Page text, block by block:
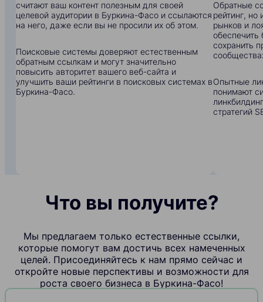
считают ваш контент полезным для своей
целевой аудитории в Буркина-Фасо и ссылаются
на него, даже если вы не просили их об этом.
Поисковые системы доверяют естественным
обратным ссылкам и могут значительно
повысить авторитет вашего веб-сайта и
улучшить ваши рейтинги в поисковых системах в
Буркина-Фасо.
Обратные
рейтинг,
рынков и
сохранить
Опытные
понимают
стратегий
Что вы получите?
Мы предлагаем только естественные ссылки,
которые помогут вам достичь всех намеченных
целей. Присоединяйтесь к нам прямо сейчас и
откройте новые перспективы и возможности для
роста своего бизнеса в Буркина-Фасо!